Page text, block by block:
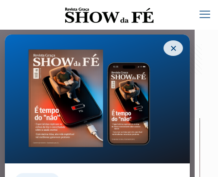
✕
Carta do Pastor à ovelha – 266
14/09/2021